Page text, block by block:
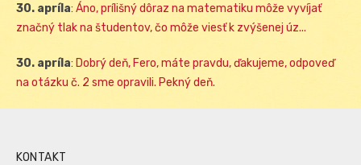
30. apríla: Áno, prílišný dôraz na matematiku môže vyvíjať
značný tlak na študentov, čo môže viesť k zvýšenej úz...
30. apríla: Dobrý deň, Fero, máte pravdu, ďakujeme, odpoveď
na otázku č. 2 sme opravili. Pekný deň.
KONTAKT